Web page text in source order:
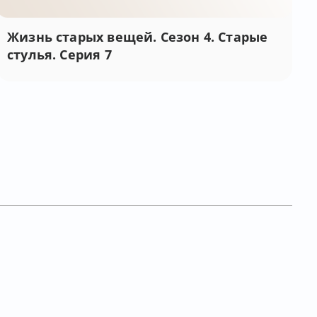
Жизнь старых вещей. Сезон 4. Старые
стулья. Серия 7